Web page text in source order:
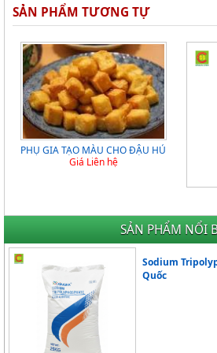
SẢN PHẨM NỔI
Sodium
Quốc
SẢN PHẨM TƯƠNG TỰ
PHỤ GIA TẠO MÀU CHO ĐẬU HỦ
Giá Liên hệ